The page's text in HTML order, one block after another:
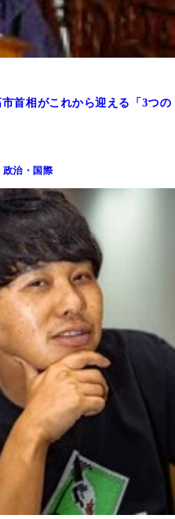
首相がこれから迎える「3つの
政治・国際